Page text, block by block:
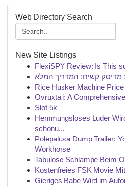
Web Directory Search
New Site Listings
FlexiSPY Review: Is This
מדיסק קשיח: המדריך המלא
Rice Husker Machine Price
Ovruxtali: A
Slot 5k
Hemmungsloses Luder
schonu...
Polepalusa Dump Trailer:
Workhorse
Tabulose Schlampe Beim
Kostenfreies FSK Movie
Gieriges Babe Wird im